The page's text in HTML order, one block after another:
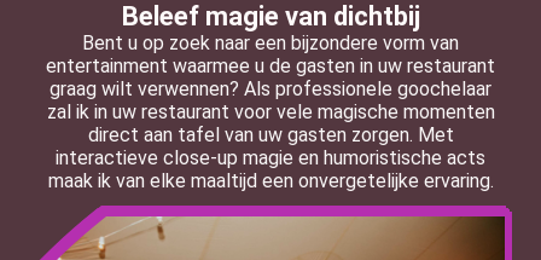
Beleef magie van dichtbij
Bent u op zoek naar een bijzondere vorm van
entertainment waarmee u de gasten in uw restaurant
graag wilt verwennen? Als professionele goochelaar
zal ik in uw restaurant voor vele magische momenten
direct aan tafel van uw gasten zorgen. Met
interactieve close-up magie en humoristische acts
maak ik van elke maaltijd een onvergetelijke ervaring.